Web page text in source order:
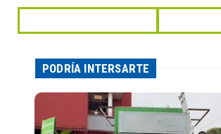
PODRÍA INTERSARTE